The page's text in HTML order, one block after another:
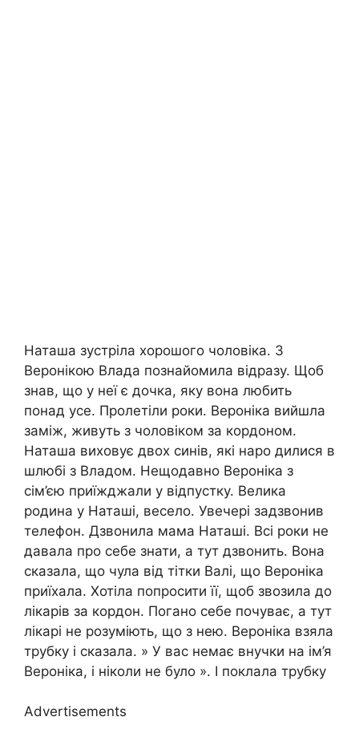
Наташа зустріла хорошого чоловіка. З
Веронікою Влада познайомила відразу. Щоб
знав, що у неї є дочка, яку вона любить
понад усе. Пролетіли роки. Вероніка вийшла
заміж, живуть з чоловіком за кордоном.
Наташа виховує двох синів, які наро дилися в
шлюбі з Владом. Нещодавно Вероніка з
сім’єю приїжджали у відпустку. Велика
родина у Наташі, весело. Увечері задзвонив
телефон. Дзвонила мама Наташі. Всі роки не
давала про себе знати, а тут дзвонить. Вона
сказала, що чула від тітки Валі, що Вероніка
приїхала. Хотіла попросити її, щоб звозила до
лікарів за кордон. Погано себе почуває, а тут
лікарі не розуміють, що з нею. Вероніка взяла
трубку і сказала. » У вас немає внучки на ім’я
Вероніка, і ніколи не було ». І поклала трубку
Advertisements